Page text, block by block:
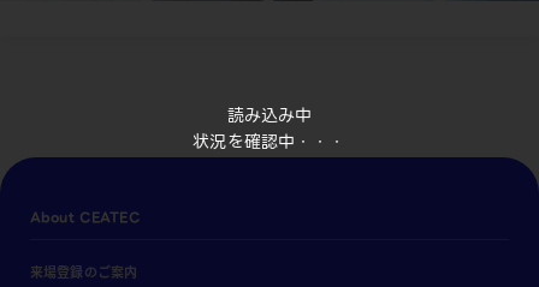
読み込み中
状況を確認中・・・
About CEATEC
来場登録のご案内